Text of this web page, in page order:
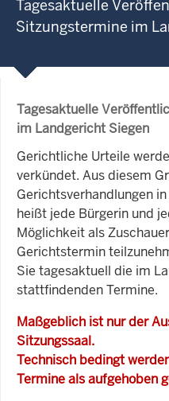
Tagesaktuelle
Sitzungstermine im
Tagesaktuelle
im Landgericht Siegen
Gerichtliche Urteile
verkündet. Aus diesem
Gerichtsverhandlungen
heißt jede Bürgerin und
Möglichkeit als
Gerichtstermin
Sie tagesaktuell die im
stattfindenden Termine.
Maßgeblich ist nur der
Sitzungssaal.
Technisch bedingt
Termine als aufgehoben